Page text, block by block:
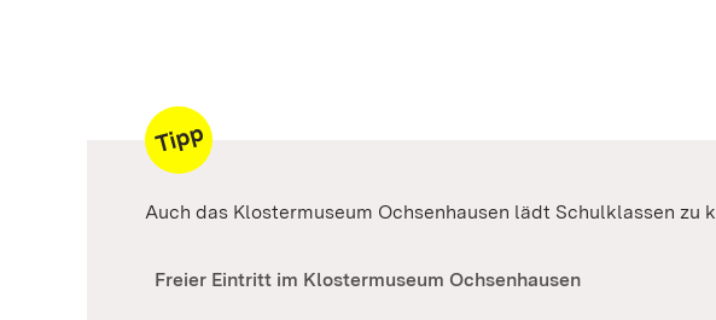
Auch das Klostermuseum Ochsenhausen lädt Schulklassen zu
Freier Eintritt im Klostermuseum Ochsenhausen